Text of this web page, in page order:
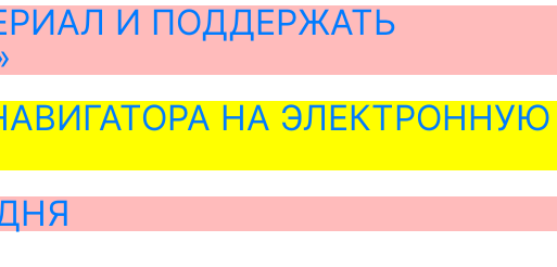
И ПОДДЕРЖАТЬ
НА ЭЛЕКТРОННУЮ